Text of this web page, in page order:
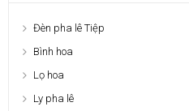
Đèn pha lê Tiệp
Bình hoa
Lọ hoa
Ly pha lê